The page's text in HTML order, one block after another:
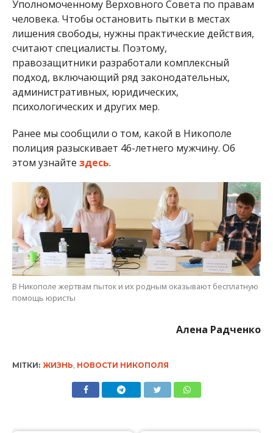
Уполномоченному Верховного Совета по правам
человека. Чтобы остановить пытки в местах
лишения свободы, нужны практические действия,
считают специалисты. Поэтому,
правозащитники разработали комплексный
подход, включающий ряд законодательных,
административных, юридических,
психологических и других мер.
Ранее мы сообщили о том, какой в Никополе
полиция разыскивает 46-летнего мужчину. Об
этом узнайте здесь.
В Никополе жертвам пыток и их родным оказывают бесплатную
помощь юристы
Алена Радченко
МІТКИ: ЖИЗНЬ НОВОСТИ НИКОПОЛЯ